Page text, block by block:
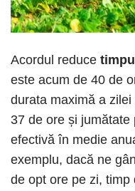
Acordul reduce
este acum de 40 de
durata maximă a
37 de ore și jumătate
efectivă în medie
exemplu, dacă ne
de opt ore pe zi, timp